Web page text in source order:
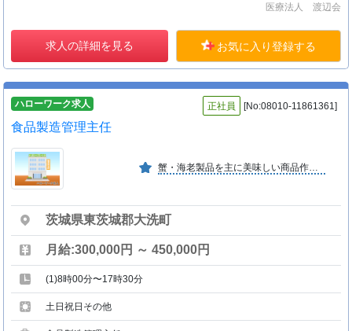
医療法人 渡辺会
求人の詳細を見る お気に入り登録する
ハローワーク求人 正社員 [No:08010-11861361]
食品製造管理主任
蟹・海老製品を主に美味しい商品作りに取り組んでいます。
茨城県東茨城郡大洗町
月給:300,000円 ～ 450,000円
(1)8時00分〜17時30分
土日祝日その他